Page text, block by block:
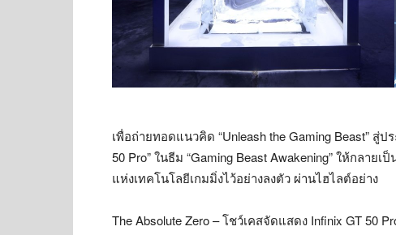
เพื่อถ่ายทอดแนวคิด “Unleash the Gaming Beast” สู่
50 Pro” ในธีม “Gaming Beast Awakening” ให้กลาย
แห่งเทคโนโลยีเกมมิ่งไว้อย่างลงตัว ผ่านไฮไลต์อย่าง
The Absolute Zero – โชว์เคสจัดแสดง Infinix GT 50